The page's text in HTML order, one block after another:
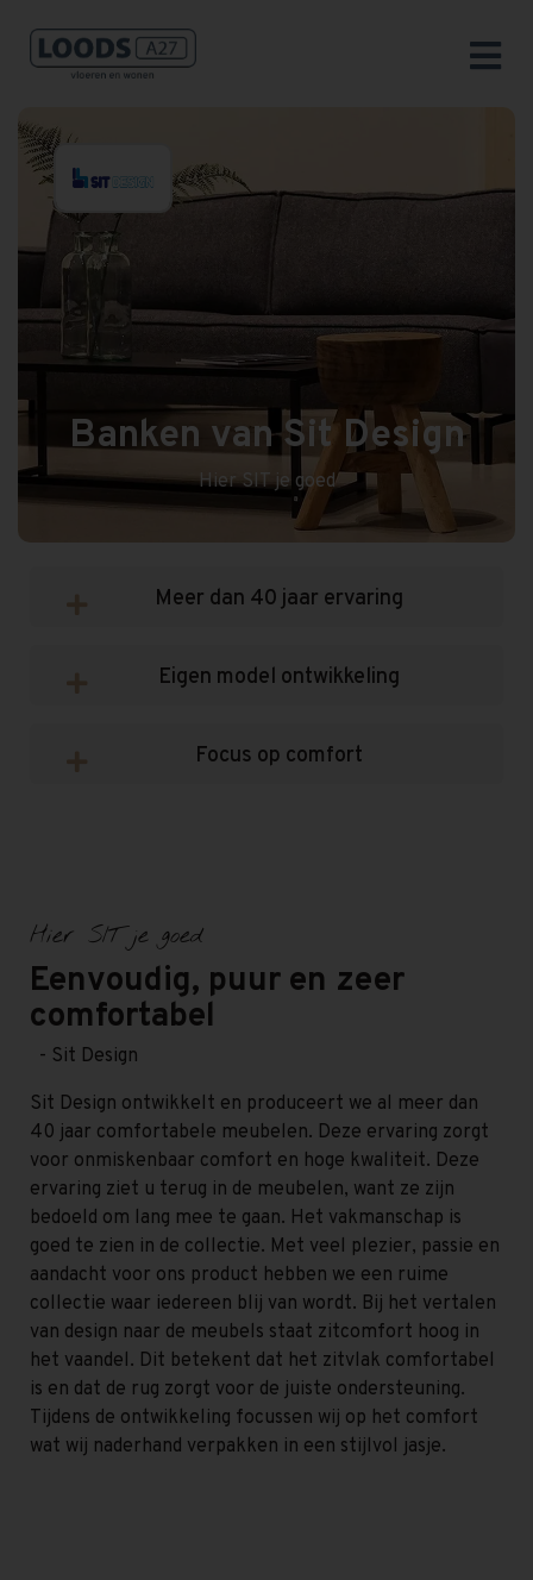
Banken van Sit Design
Hier SIT je goed
Meer dan 40 jaar ervaring
Eigen model ontwikkeling
Focus op comfort
Hier SIT je goed
Eenvoudig, puur en zeer
comfortabel
- Sit Design
Sit Design ontwikkelt en produceert we al meer dan
40 jaar comfortabele meubelen. Deze ervaring zorgt
voor onmiskenbaar comfort en hoge kwaliteit. Deze
ervaring ziet u terug in de meubelen, want ze zijn
bedoeld om lang mee te gaan. Het vakmanschap is
goed te zien in de collectie. Met veel plezier, passie en
aandacht voor ons product hebben we een ruime
collectie waar iedereen blij van wordt. Bij het vertalen
van design naar de meubels staat zitcomfort hoog in
het vaandel. Dit betekent dat het zitvlak comfortabel
is en dat de rug zorgt voor de juiste ondersteuning.
Tijdens de ontwikkeling focussen wij op het comfort
wat wij naderhand verpakken in een stijlvol jasje.